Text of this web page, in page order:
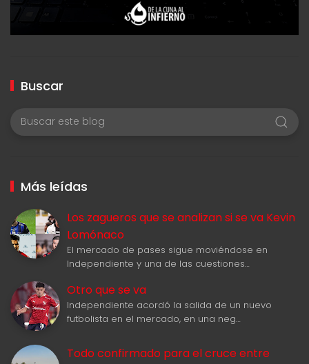
Buscar
Más leídas
Los zagueros que se analizan si se va Kevin
Lomónaco
El mercado de pases sigue moviéndose en
Independiente y una de las cuestiones…
Otro que se va
Independiente acordó la salida de un nuevo
futbolista en el mercado, en una neg…
Todo confirmado para el cruce entre